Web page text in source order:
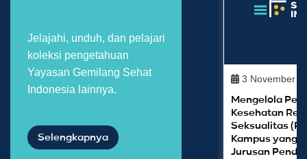
Jelajahi, unduh, dan pelajari
koleksi pengetahuan
Yayasan Gemilang Sehat
Indonesia lainnya.
Selengkapnya
3 November
Mengelola
Kesehatan
Seksualitas
Kampus yang
Jurusan